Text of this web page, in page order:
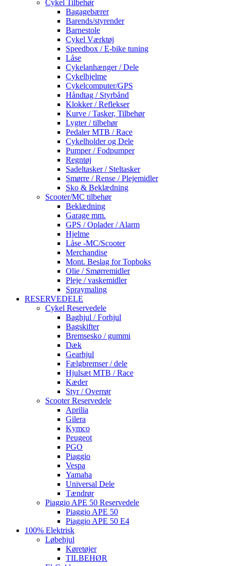
Cykel Tilbehør
Bagagebærer
Barends/styrender
Barnestole
Cykel Værktøj
Speedbox / E-bike tuning
Låse
Cykelanhænger / Dele
Cykelhjelme
Cykelcomputer/GPS
Håndtag / Styrbånd
Klokker / Reflekser
Kurve / Tasker, Tilbehør
Lygter / tilbehør
Pedaler MTB / Race
Cykelholder og Dele
Pumper / Fodpumper
Regntøj
Sadeltasker / Steltasker
Smørre / Rense / Plejemidler
Sko & Beklædning
Scooter/MC tilbehør
Beklædning
Garage mm.
GPS / Oplader / Alarm
Hjelme
Låse -MC/Scooter
Merchandise
Mont. Beslag for Topboks
Olie / Smørremidler
Pleje / vaskemidler
Spraymaling
RESERVEDELE
Cykel Reservedele
Baghjul / Forhjul
Bagskifter
Bremsesko / gummi
Dæk
Gearhjul
Fælgbremser / dele
Hjulsæt MTB / Race
Kæder
Styr / Overrør
Scooter Reservedele
Aprilia
Gilera
Kymco
Peugeot
PGO
Piaggio
Vespa
Yamaha
Universal Dele
Tændrør
Piaggio APE 50 Reservedele
Piaggio APE 50
Piaggio APE 50 E4
100% Elektrisk
Løbehjul
Køretøjer
TILBEHØR